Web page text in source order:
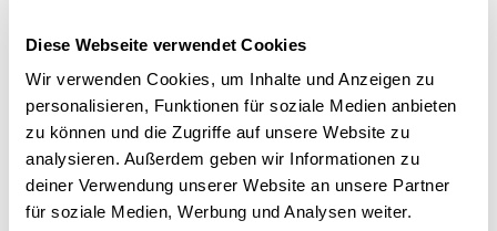
Diese Webseite verwendet Cookies
Wir verwenden Cookies, um Inhalte und Anzeigen zu
personalisieren, Funktionen für soziale Medien anbieten
zu können und die Zugriffe auf unsere Website zu
analysieren. Außerdem geben wir Informationen zu
deiner Verwendung unserer Website an unsere Partner
für soziale Medien, Werbung und Analysen weiter.
Setze klare, spezifische und erreichbare Ziele:​
Kurzfristige Ziele: Was möchtest du in den
nächsten 1-2 Jahren erreichen?​
Langfristige Ziele:Wo siehst du dich in 5-10
Jahren?​